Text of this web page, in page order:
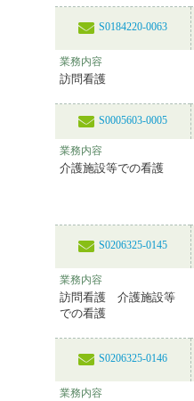
S0184220-0063
業務内容
訪問看護
S0005603-0005
業務内容
介護施設等での看護
S0206325-0145
業務内容
訪問看護 介護施設等
での看護
S0206325-0146
業務内容